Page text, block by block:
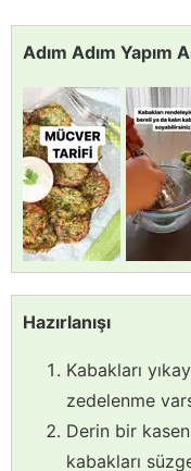
Adım Adım Yapım
Hazırlanışı
Kabakları
zedelenme
Derin bir
kabakları